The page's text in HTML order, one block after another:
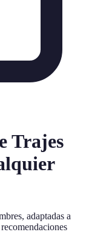
Trajes
adaptadas a